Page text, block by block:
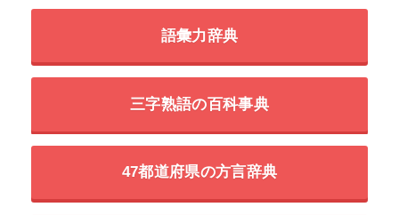
語彙力辞典
三字熟語の百科事典
47都道府県の方言辞典